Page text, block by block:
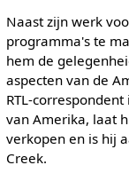
Naast zijn werk
programma's te
hem de
aspecten van de
RTL-correspondent
van Amerika, laat
verkopen en is hij
Creek.